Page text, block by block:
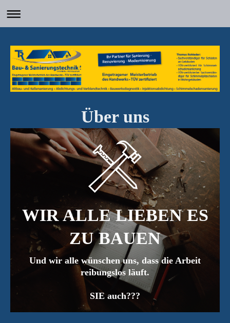
Über uns
WIR ALLE LIEBEN ES
ZU BAUEN
Und wir alle wünschen uns, dass die Arbeit
reibungslos läuft.
SIE auch???